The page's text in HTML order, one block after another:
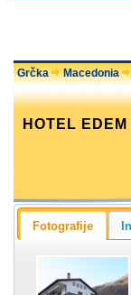
Grčka Macedonia
HOTEL EDEM
Fotografije